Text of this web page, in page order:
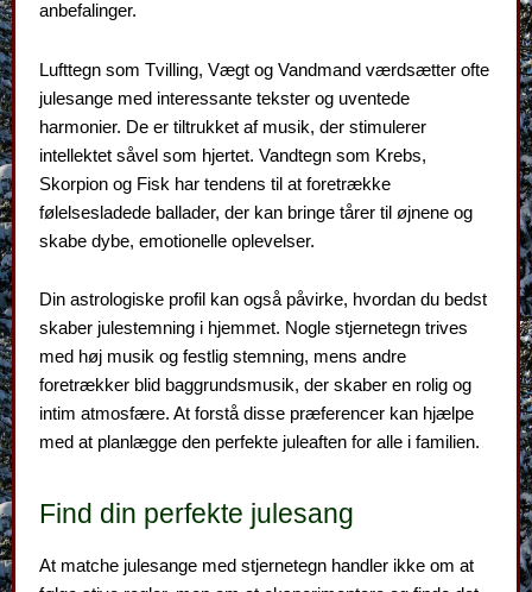
anbefalinger.
Lufttegn som Tvilling, Vægt og Vandmand værdsætter ofte
julesange med interessante tekster og uventede
harmonier. De er tiltrukket af musik, der stimulerer
intellektet såvel som hjertet. Vandtegn som Krebs,
Skorpion og Fisk har tendens til at foretrække
følelsesladede ballader, der kan bringe tårer til øjnene og
skabe dybe, emotionelle oplevelser.
Din astrologiske profil kan også påvirke, hvordan du bedst
skaber julestemning i hjemmet. Nogle stjernetegn trives
med høj musik og festlig stemning, mens andre
foretrækker blid baggrunds­musik, der skaber en rolig og
intim atmosfære. At forstå disse præferencer kan hjælpe
med at planlægge den perfekte juleaften for alle i familien.
Find din perfekte julesang
At matche julesange med stjernetegn handler ikke om at